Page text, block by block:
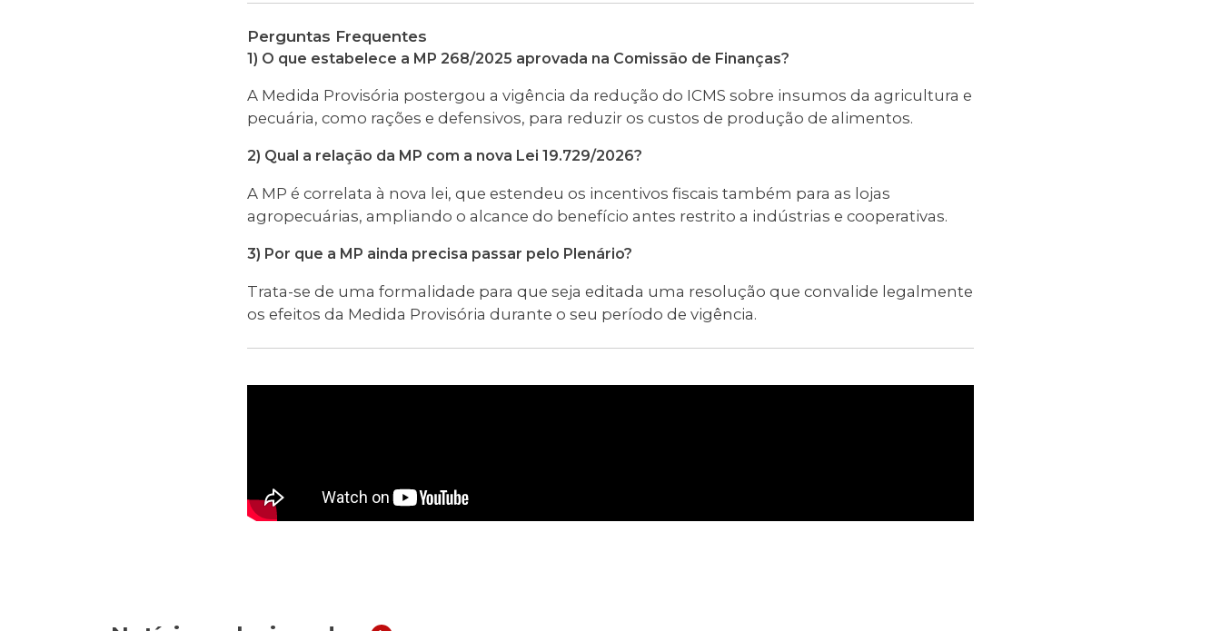
Perguntas Frequentes
1) O que estabelece a MP 268/2025 aprovada na Comissão de Finanças?
A Medida Provisória postergou a vigência da redução do ICMS sobre insumos da agricultura e
pecuária, como rações e defensivos, para reduzir os custos de produção de alimentos.
2) Qual a relação da MP com a nova Lei 19.729/2026?
A MP é correlata à nova lei, que estendeu os incentivos fiscais também para as lojas
agropecuárias, ampliando o alcance do benefício antes restrito a indústrias e cooperativas.
3) Por que a MP ainda precisa passar pelo Plenário?
Trata-se de uma formalidade para que seja editada uma resolução que convalide legalmente
os efeitos da Medida Provisória durante o seu período de vigência.